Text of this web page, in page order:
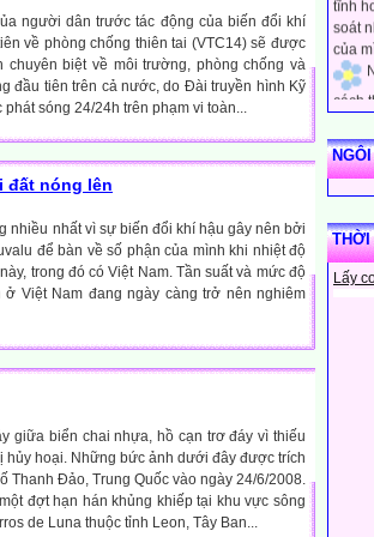
soát
của
cách
vào
sống.
trọng
mình.
diễn
nghĩ
THỜI
Lấy
người dân trước tác động của biến đổi khí
về phòng chống thiên tai (VTC14) sẽ được
biệt về môi trường, phòng chống và
đầu tiên trên cả nước, do Đài truyền hình Kỹ
sóng 24/24h trên phạm vi toàn...
đất nóng lên
nhiều nhất vì sự biến đổi khí hậu gây nên bởi
để bàn về số phận của mình khi nhiệt độ
trong đó có Việt Nam. Tần suất và mức độ
Việt Nam đang ngày càng trở nên nghiêm
giữa biển chai nhựa, hồ cạn trơ đáy vì thiếu
hoại. Những bức ảnh dưới đây được trích
Thanh Đảo, Trung Quốc vào ngày 24/6/2008.
đợt hạn hán khủng khiếp tại khu vực sông
de Luna thuộc tỉnh Leon, Tây Ban...